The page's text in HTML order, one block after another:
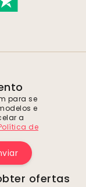
para se
e
a
de
ofertas